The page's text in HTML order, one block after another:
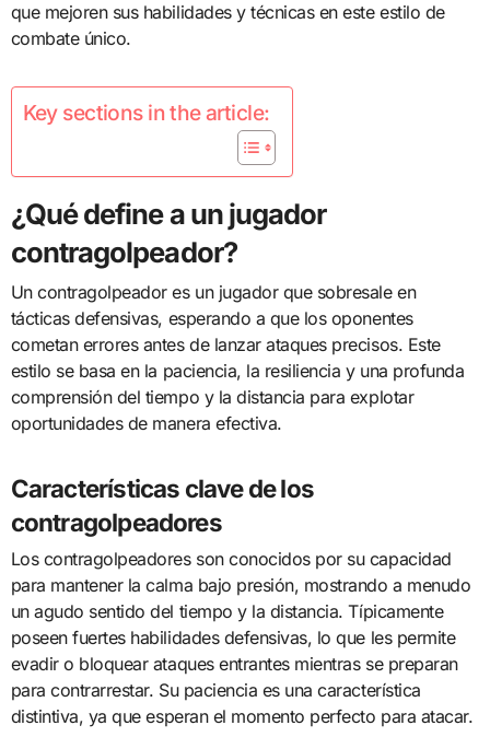
que mejoren sus habilidades y técnicas en este estilo de
combate único.
Key sections in the article:
¿Qué define a un jugador
contragolpeador?
Un contragolpeador es un jugador que sobresale en
tácticas defensivas, esperando a que los oponentes
cometan errores antes de lanzar ataques precisos. Este
estilo se basa en la paciencia, la resiliencia y una profunda
comprensión del tiempo y la distancia para explotar
oportunidades de manera efectiva.
Características clave de los
contragolpeadores
Los contragolpeadores son conocidos por su capacidad
para mantener la calma bajo presión, mostrando a menudo
un agudo sentido del tiempo y la distancia. Típicamente
poseen fuertes habilidades defensivas, lo que les permite
evadir o bloquear ataques entrantes mientras se preparan
para contrarrestar. Su paciencia es una característica
distintiva, ya que esperan el momento perfecto para atacar.